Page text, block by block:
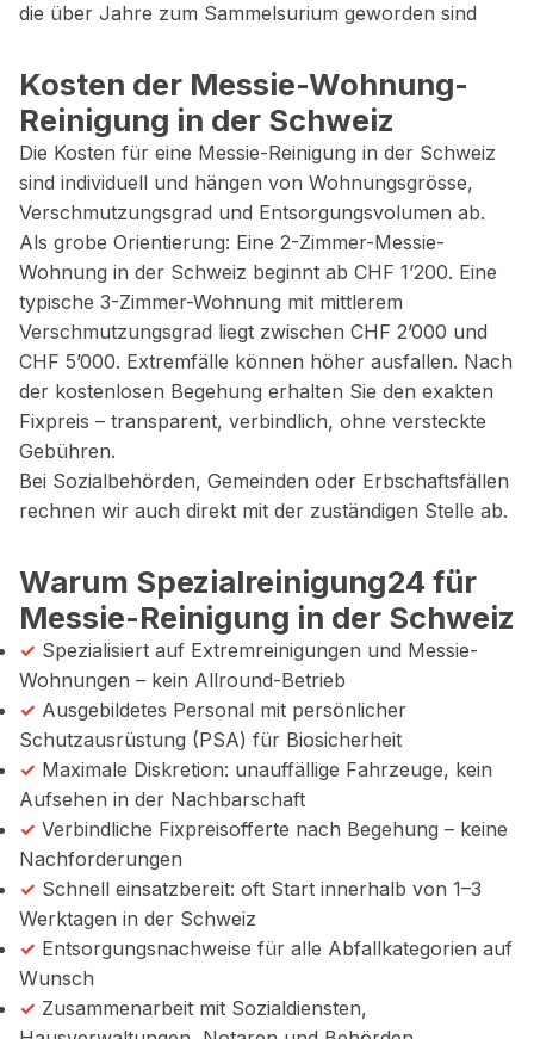
die über Jahre zum Sammelsurium geworden sind
Kosten der Messie-Wohnung-
Reinigung in der Schweiz
Die Kosten für eine Messie-Reinigung in der Schweiz
sind individuell und hängen von Wohnungsgrösse,
Verschmutzungsgrad und Entsorgungsvolumen ab.
Als grobe Orientierung: Eine 2-Zimmer-Messie-
Wohnung in der Schweiz beginnt ab CHF 1’200. Eine
typische 3-Zimmer-Wohnung mit mittlerem
Verschmutzungsgrad liegt zwischen CHF 2’000 und
CHF 5’000. Extremfälle können höher ausfallen. Nach
der kostenlosen Begehung erhalten Sie den exakten
Fixpreis – transparent, verbindlich, ohne versteckte
Gebühren.
Bei Sozialbehörden, Gemeinden oder Erbschaftsfällen
rechnen wir auch direkt mit der zuständigen Stelle ab.
Warum Spezialreinigung24 für
Messie-Reinigung in der Schweiz
✓ Spezialisiert auf Extremreinigungen und Messie-
Wohnungen – kein Allround-Betrieb
✓ Ausgebildetes Personal mit persönlicher
Schutzausrüstung (PSA) für Biosicherheit
✓ Maximale Diskretion: unauffällige Fahrzeuge, kein
Aufsehen in der Nachbarschaft
✓ Verbindliche Fixpreisofferte nach Begehung – keine
Nachforderungen
✓ Schnell einsatzbereit: oft Start innerhalb von 1–3
Werktagen in der Schweiz
✓ Entsorgungsnachweise für alle Abfallkategorien auf
Wunsch
✓ Zusammenarbeit mit Sozialdiensten,